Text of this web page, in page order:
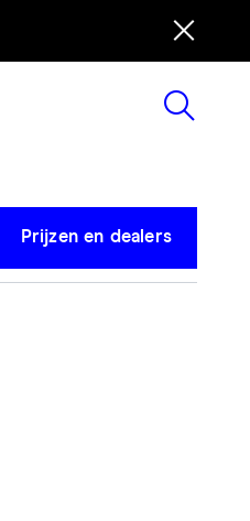
Prijzen en dealers